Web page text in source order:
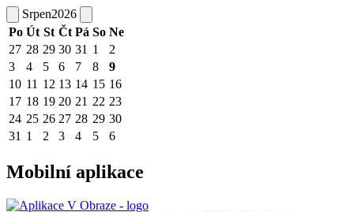
Srpen2026
Po Út St Čt Pá So Ne
27 28 29 30 31 1
2
3
4 5 6 7 8
9
10 11 12 13 14 15 16
17 18 19 20 21 22 23
24 25 26 27 28 29 30
31 1 2 3 4 5 6
Mobilní aplikace